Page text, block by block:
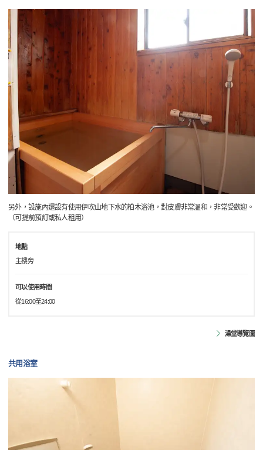
另外，設施內還設有使用伊吹山地下水的柏木浴池，對皮膚非常溫和，非常受歡迎。
（可提前預訂或私人租用）
地點
主樓旁
可以使用時間
從16:00至24:00
澡堂導覽圖
共用浴室